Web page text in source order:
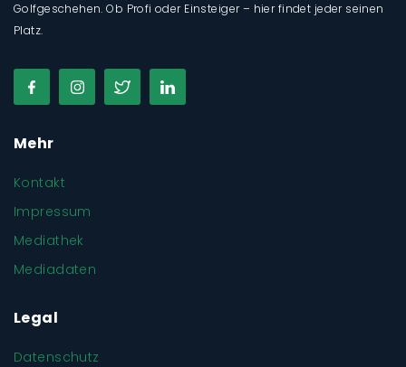
Golfgeschehen. Ob Profi oder Einsteiger – hier findet jeder seinen
Platz.
Mehr
Kontakt
Impressum
Mediathek
Mediadaten
Legal
Datenschutz